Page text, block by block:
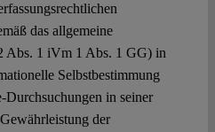
das allgemeine
Abs. 1 iVm 1 Abs. 1 GG) in
Selbstbestimmung
in seiner
der